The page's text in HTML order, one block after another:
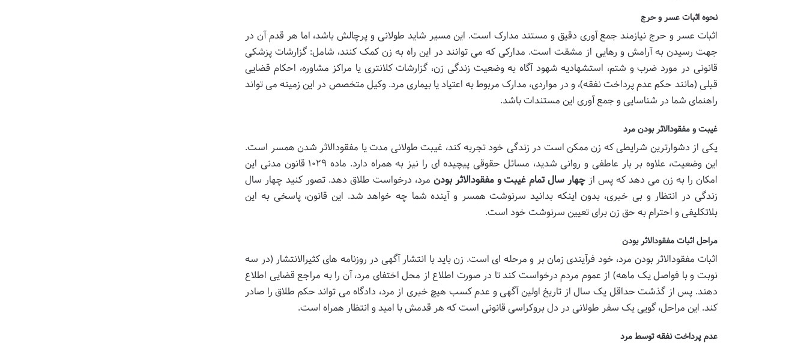
نحوه اثبات عسر و حرج
اثبات عسر و حرج نیازمند جمع آوری دقیق و مستند مدارک است. این مسیر شاید طولانی و پرچالش باشد، اما هر قدم آن در
جهت رسیدن به آرامش و رهایی از مشقت است. مدارکی که می توانند در این راه به زن کمک کنند، شامل: گزارشات پزشکی
قانونی در مورد ضرب و شتم، استشهادیه شهود آگاه به وضعیت زندگی زن، گزارشات کلانتری یا مراکز مشاوره، احکام قضایی
قبلی (مانند حکم عدم پرداخت نفقه)، و در مواردی، مدارک مربوط به اعتیاد یا بیماری مرد. وکیل متخصص در این زمینه می تواند
راهنمای شما در شناسایی و جمع آوری این مستندات باشد.
غیبت و مفقودالاثر بودن مرد
یکی از دشوارترین شرایطی که زن ممکن است در زندگی خود تجربه کند، غیبت طولانی مدت یا مفقودالاثر شدن همسر است.
این وضعیت، علاوه بر بار عاطفی و روانی شدید، مسائل حقوقی پیچیده ای را نیز به همراه دارد. ماده ۱۰۲۹ قانون مدنی این
امکان را به زن می دهد که پس از چهار سال تمام غیبت و مفقودالاثر بودن مرد، درخواست طلاق دهد. تصور کنید چهار سال
زندگی در انتظار و بی خبری، بدون اینکه بدانید سرنوشت همسر و آینده شما چه خواهد شد. این قانون، پاسخی به این
بلاتکلیفی و احترام به حق زن برای تعیین سرنوشت خود است.
مراحل اثبات مفقودالاثر بودن
اثبات مفقودالاثر بودن مرد، خود فرآیندی زمان بر و مرحله ای است. زن باید با انتشار آگهی در روزنامه های کثیرالانتشار (در سه
نوبت و با فواصل یک ماهه) از عموم مردم درخواست کند تا در صورت اطلاع از محل اختفای مرد، آن را به مراجع قضایی اطلاع
دهند. پس از گذشت حداقل یک سال از تاریخ اولین آگهی و عدم کسب هیچ خبری از مرد، دادگاه می تواند حکم طلاق را صادر
کند. این مراحل، گویی یک سفر طولانی در دل بروکراسی قانونی است که هر قدمش با امید و انتظار همراه است.
عدم پرداخت نفقه توسط مرد